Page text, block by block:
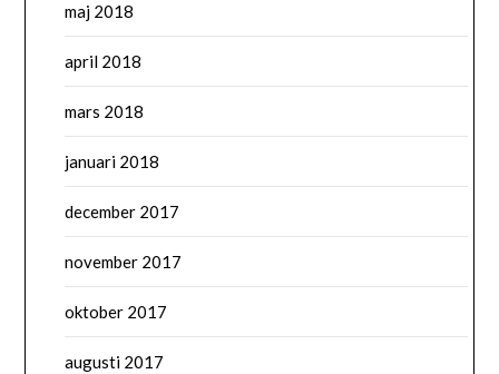
maj 2018
april 2018
mars 2018
januari 2018
december 2017
november 2017
oktober 2017
augusti 2017